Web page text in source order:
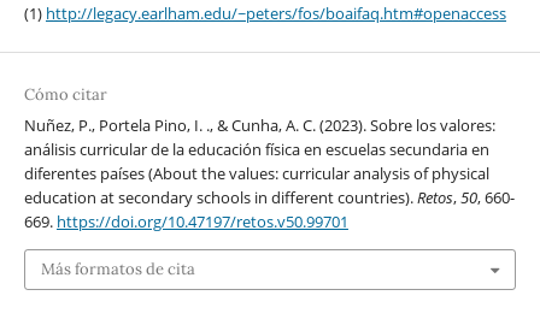
(1) http://legacy.earlham.edu/~peters/fos/boaifaq.htm#openaccess
Cómo citar
Nuñez, P., Portela Pino, I. ., & Cunha, A. C. (2023). Sobre los valores:
análisis curricular de la educación física en escuelas secundaria en
diferentes países (About the values: curricular analysis of physical
education at secondary schools in different countries).Retos,50, 660-
669. https://doi.org/10.47197/retos.v50.99701
Más formatos de cita